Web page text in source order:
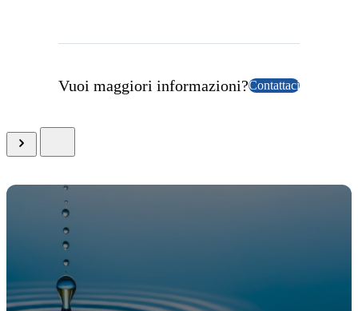
Vuoi maggiori informazioni?Contattaci